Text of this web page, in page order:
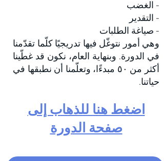
- الغضب
- التقدير
- صياغة الطلبات
وهي أمور نتوغّل فيها تدريجيًا كلّما تقدّمنا
في الدورة. وبنهاية العام، نكون قد غطّينا
أكثر من ٥٠ مبدءًا، وتعلّمنا أن نطبقها في
حياتنا.
اضغط هنا للذهاب إلى
صفحة الدورة